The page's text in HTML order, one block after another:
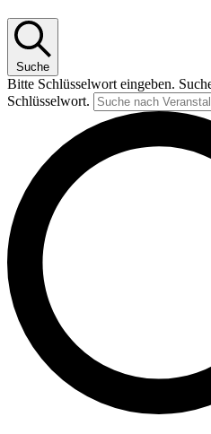
Suche
Bitte Schlüsselwort eingeben.
Schlüsselwort.